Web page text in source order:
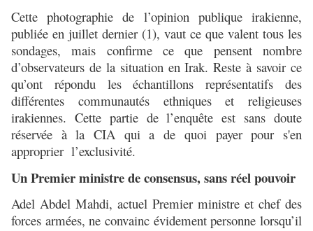
Cette photographie de l’opinion publique irakienne,
publiée en juillet dernier (1), vaut ce que valent tous les
sondages, mais confirme ce que pensent nombre
d’observateurs de la situation en Irak. Reste à savoir ce
qu’ont répondu les échantillons représentatifs des
différentes communautés ethniques et religieuses
irakiennes. Cette partie de l’enquête est sans doute
réservée à la CIA qui a de quoi payer pour s'en
approprier l’exclusivité.
Un Premier ministre de consensus, sans réel pouvoir
Adel Abdel Mahdi, actuel Premier ministre et chef des
forces armées, ne convainc évidement personne lorsqu’il